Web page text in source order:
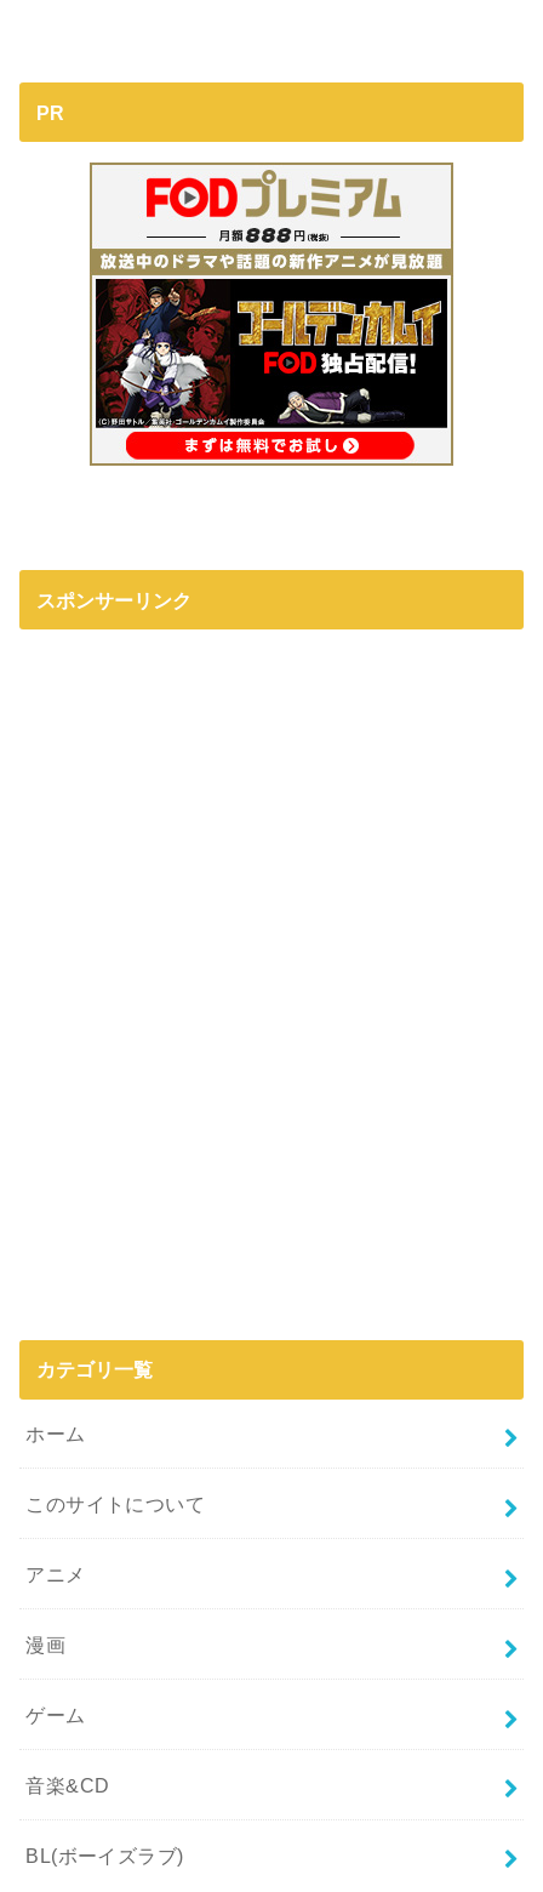
PR
スポンサーリンク
カテゴリ一覧
ホーム
このサイトについて
アニメ
漫画
ゲーム
音楽&CD
BL(ボーイズラブ)